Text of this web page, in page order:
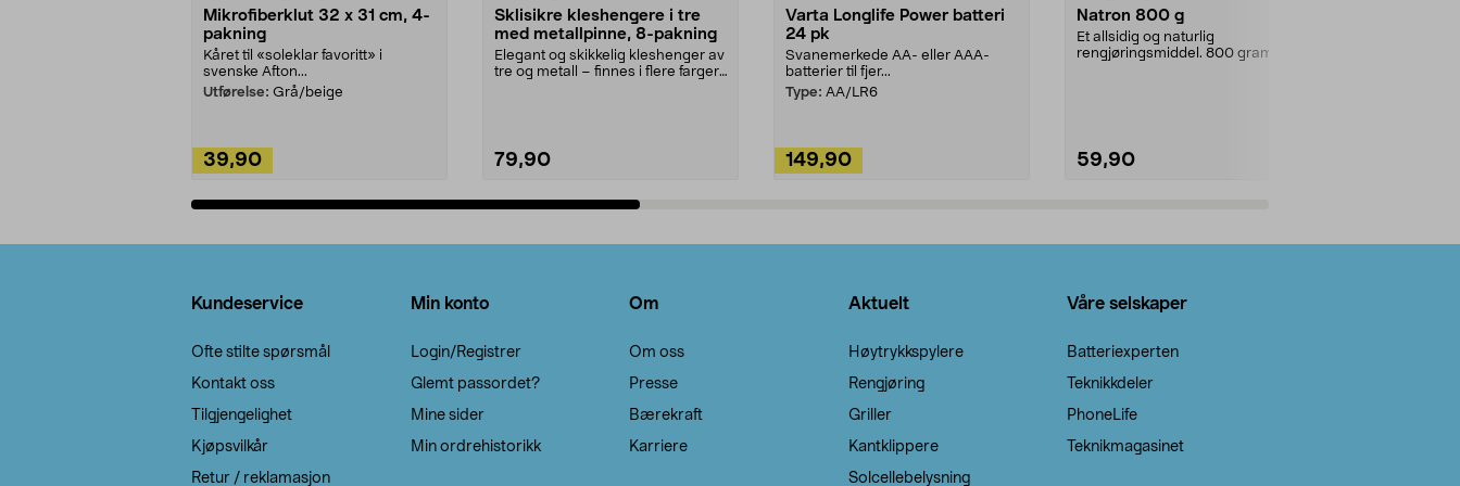
Mikrofiberklut 32 x 31 cm, 4-
pakning
Kåret til «soleklar favoritt» i
svenske Afton...
Utførelse: Grå/beige
39,90
Sklisikre kleshengere i tre
med metallpinne, 8-pakning
Elegant og skikkelig kleshenger av
tre og metall – finnes i flere farger.
79,90
Varta Longlife Power batteri
24 pk
Svanemerkede AA- eller AAA-
batterier til fjer...
Type: AA/LR6
149,90
Natron 800 g
Et allsidig og naturlig
rengjøringsmiddel. 800 gram
59,90
Kundeservice
Ofte stilte spørsmål
Kontakt oss
Tilgjengelighet
Kjøpsvilkår
Retur / reklamasjon
Min konto
Login/Registrer
Glemt passordet?
Mine sider
Min ordrehistorikk
Om
Om oss
Presse
Bærekraft
Karriere
Aktuelt
Høytrykkspylere
Rengjøring
Griller
Kantklippere
Solcellebelysning
Våre selskaper
Batteriexperten
Teknikkdeler
PhoneLife
Teknikmagasinet